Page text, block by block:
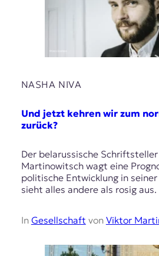
NASHA NIVA
Und jetzt kehren wir zum
zurück?
Der belarussische
Martinowitsch wagt eine
politische Entwicklung in
sieht alles andere als rosig aus.
In Gesellschaft von Viktor